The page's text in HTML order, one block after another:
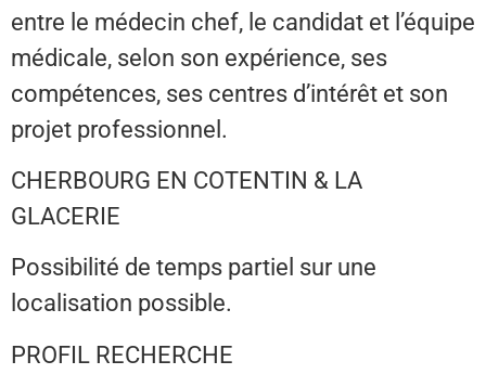
entre le médecin chef, le candidat et l’équipe
médicale, selon son expérience, ses
compétences, ses centres d’intérêt et son
projet professionnel.
CHERBOURG EN COTENTIN & LA
GLACERIE
Possibilité de temps partiel sur une
localisation possible.
PROFIL RECHERCHE